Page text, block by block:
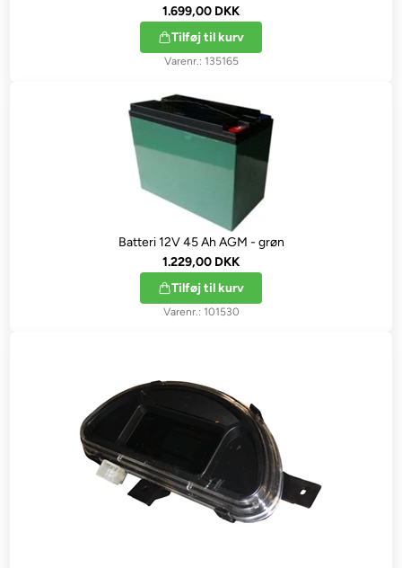
1.699,00 DKK
Tilføj til kurv
135165
Batteri 12V 45 Ah AGM - grøn
1.229,00 DKK
Tilføj til kurv
101530